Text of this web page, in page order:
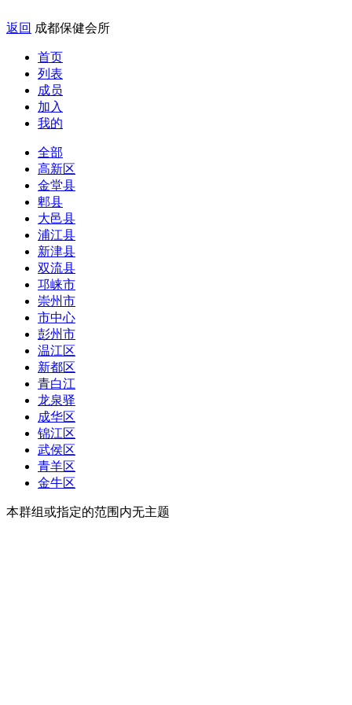
返回 成都保健会所
首页
列表
成员
加入
我的
全部
高新区
金堂县
郫县
大邑县
浦江县
新津县
双流县
邛崃市
崇州市
市中心
彭州市
温江区
新都区
青白江
龙泉驿
成华区
锦江区
武侯区
青羊区
金牛区
本群组或指定的范围内无主题